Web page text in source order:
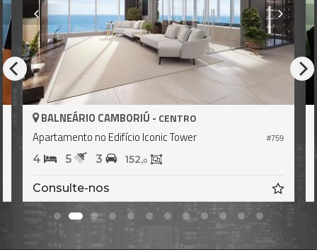
#759
BALNEÁRIO CAMBORIÚ - CENTRO
Apartamento no Edifício Iconic Tower
4 5 3 152,0
Consulte-nos